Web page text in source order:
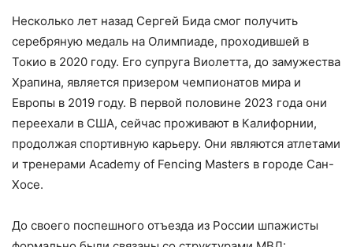
Несколько лет назад Сергей Бида смог получить
серебряную медаль на Олимпиаде, проходившей в
Токио в 2020 году. Его супруга Виолетта, до замужества
Храпина, является призером чемпионатов мира и
Европы в 2019 году. В первой половине 2023 года они
переехали в США, сейчас проживают в Калифорнии,
продолжая спортивную карьеру. Они являются атлетами
и тренерами Academy of Fencing Masters в городе Сан-
Хосе.
До своего поспешного отъезда из России шпажисты